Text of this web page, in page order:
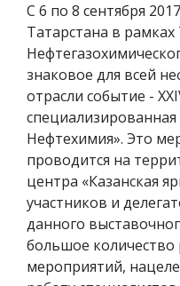
С 6 по 8 сентября
Татарстана в рамках
знаковое для всей
отрасли событие -
Нефтехимия». Это
проводится на
центра «Казанская
участников и
данного
большое количество
мероприятий,